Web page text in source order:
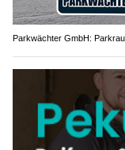
Parkwächter GmbH: